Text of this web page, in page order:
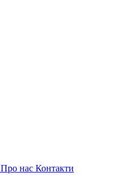
Про нас Контакти